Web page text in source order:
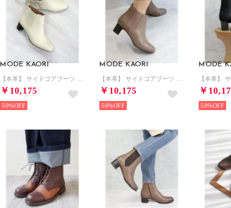
MODE KAORI
￥10,175
50%
MODE KAORI
￥10,175
50%
MODE
￥
50%